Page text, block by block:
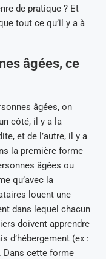
de pratique ? Et
tout ce qu’il y a à
âgées, ce
âgées, on
côté, il y a la
et de l’autre, il y a
la première forme
âgées ou
qu’avec la
louent une
dans lequel chacun
doivent apprendre
d’hébergement (ex :
Dans cette forme